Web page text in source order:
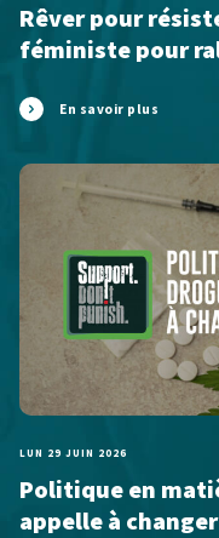
Rêver pour
féministe pour
En savoir plus
LUN 29 JUIN 2026
Politique en
appelle à